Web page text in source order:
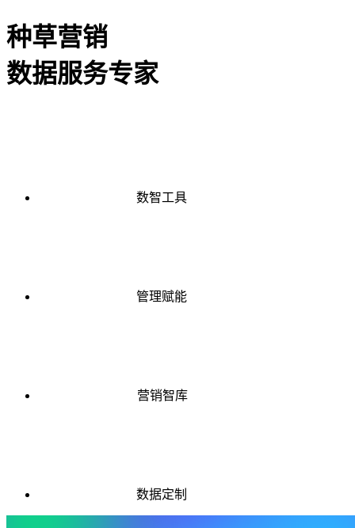
种草营销
数据服务专家
数智工具
管理赋能
营销智库
数据定制